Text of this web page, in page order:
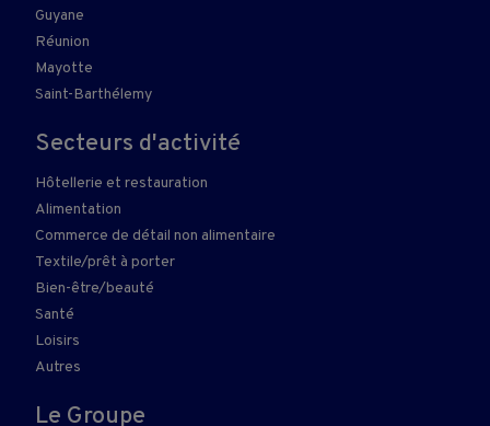
Guyane
Réunion
Mayotte
Saint-Barthélemy
Secteurs d'activité
Hôtellerie et restauration
Alimentation
Commerce de détail non alimentaire
Textile/prêt à porter
Bien-être/beauté
Santé
Loisirs
Autres
Le Groupe